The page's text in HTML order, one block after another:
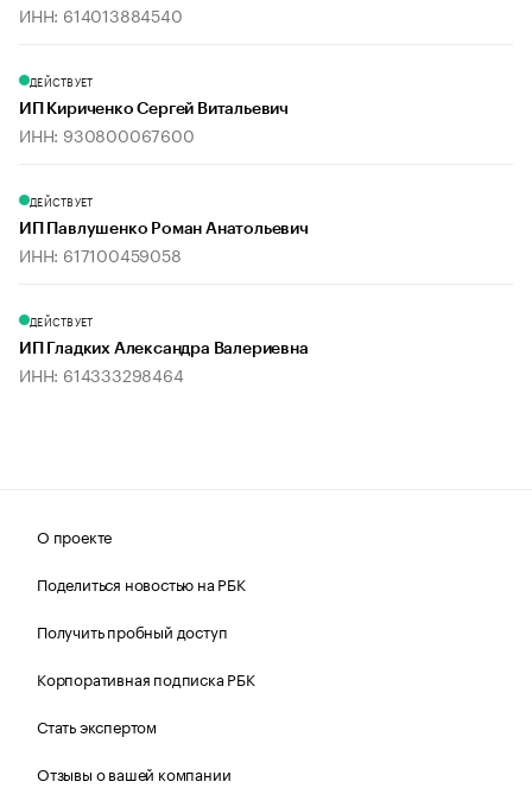
ИНН: 614013884540
ДЕЙСТВУЕТ
ИП Кириченко Сергей Витальевич
ИНН: 930800067600
ДЕЙСТВУЕТ
ИП Павлушенко Роман Анатольевич
ИНН: 617100459058
ДЕЙСТВУЕТ
ИП Гладких Александра Валериевна
ИНН: 614333298464
О проекте
Поделиться новостью на РБК
Получить пробный доступ
Корпоративная подписка РБК
Стать экспертом
Отзывы о вашей компании